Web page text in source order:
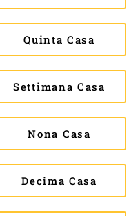
Quinta Casa
Settimana Casa
Nona Casa
Decima Casa